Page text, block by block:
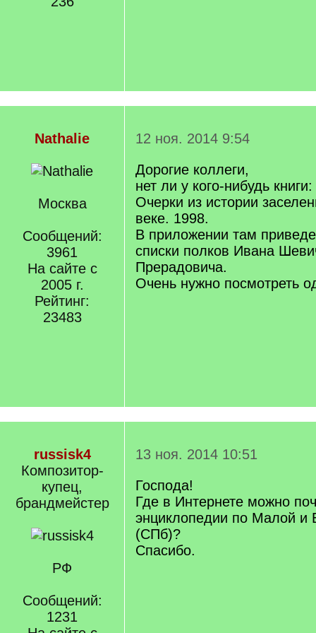
Nathalie
Москва
Сообщений:
3961
На сайте с
2005 г.
Рейтинг:
23483
12 ноя. 2014 9:54
Дорогие коллеги,
нет ли у кого-нибудь
Очерки из истории
веке. 1998.
В приложении там
списки полков Ивана
Прерадовича.
Очень нужно посмотреть
russisk4
Композитор-
купец,
брандмейстер
РФ
Сообщений:
1231
13 ноя. 2014 10:51
Господа!
Где в Интернете можно
энциклопедии по Малой
(СПб)?
Спасибо.